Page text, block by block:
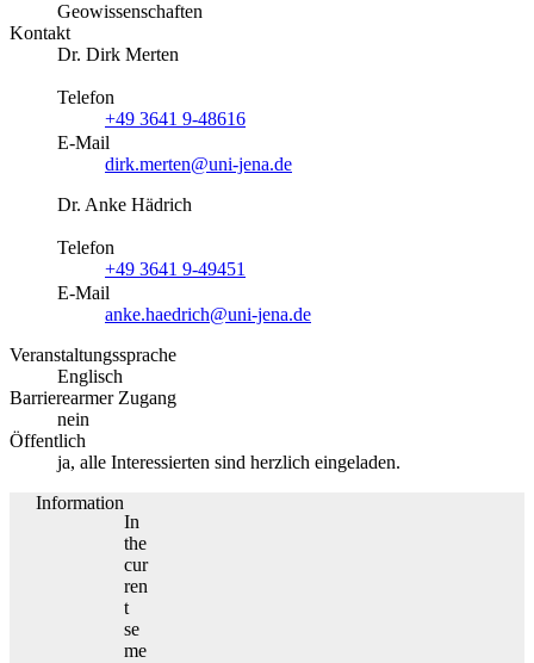
Geowissenschaften
Kontakt
Dr. Dirk Merten
Telefon
+49 3641 9-48616
E-Mail
dirk.merten@uni-jena.de
Dr. Anke Hädrich
Telefon
+49 3641 9-49451
E-Mail
anke.haedrich@uni-jena.de
Veranstaltungssprache
Englisch
Barrierearmer Zugang
nein
Öffentlich
ja, alle Interessierten sind herzlich eingeladen.
Information
In
the
cur
ren
t
se
me